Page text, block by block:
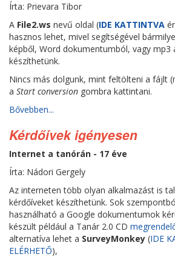
Írta: Prievara Tibor
A File2.ws nevű oldal (IDE KATTINTVA
hasznos lehet, mivel segítségével
képből, Word dokumentumból, vagy mp3
készíthetünk.
Nincs más dolgunk, mint feltölteni a fájlt
a Start conversion gombra kattintani.
Bővebben...
Kérdőívek igényesen
Internet a tanórán - 17 éve
Írta: Nádori Gergely
Az interneten több olyan alkalmazást is
kérdőíveket készíthetünk. Sok
használható a Google dokumentumok
készült például a Tanár 2.0 CD
alternatíva lehet a SurveyMonkey (IDE
ELÉRHETŐ),